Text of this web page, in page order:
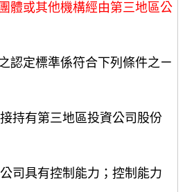
體或其他機構經由第三地區公
認定標準係符合下列條件之ㄧ
持有第三地區投資公司股份
司具有控制能力；控制能力